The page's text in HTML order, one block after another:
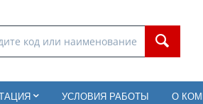
УСЛОВИЯ РАБОТЫ О